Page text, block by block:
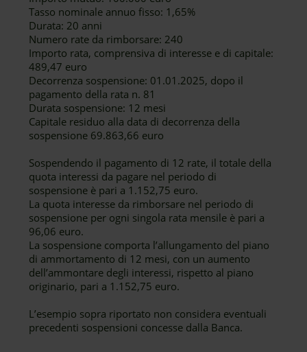
Tasso nominale annuo fisso: 1,65%
Durata: 20 anni
Numero rate da rimborsare: 240
Importo rata, comprensiva di interesse e di capitale:
489,47 euro
Decorrenza sospensione: 01.01.2025, dopo il
pagamento della rata n. 81
Durata sospensione: 12 mesi
Capitale residuo alla data di decorrenza della
sospensione 69.863,66 euro
Sospendendo il pagamento di 12 rate, il totale della
quota interessi da pagare nel periodo di
sospensione è pari a 1.152,75 euro.
La quota interesse da rimborsare nel periodo di
sospensione per ogni singola rata mensile è pari a
96,06 euro.
La sospensione comporta l’allungamento del piano
di ammortamento di 12 mesi, con un aumento
dell’ammontare degli interessi, rispetto al piano
originario, pari a 1.152,75 euro.
L’esempio sopra riportato non considera eventuali
precedenti sospensioni concesse dalla Banca.